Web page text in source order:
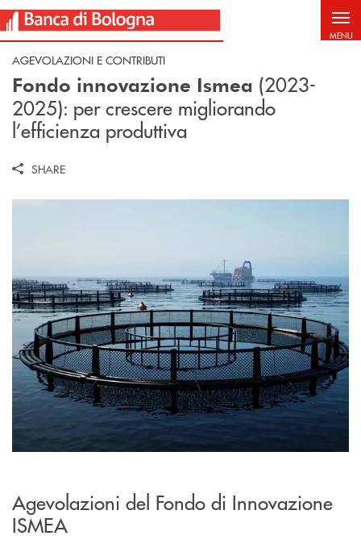
Salta al contenuto principale
MENU
AGEVOLAZIONI E CONTRIBUTI
Fondo innovazione Ismea (2023-
2025): per crescere migliorando
l’efficienza produttiva
SHARE
Agevolazioni del Fondo di Innovazione
ISMEA